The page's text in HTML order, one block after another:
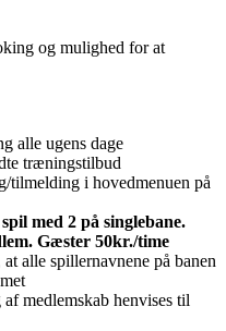
og mulighed for at
alle ugens dage
træningstilbud
tilmelding i hovedmenuen på
med 2 på singlebane.
Gæster 50kr./time
alle spillernavnene på banen
medlemskab henvises til